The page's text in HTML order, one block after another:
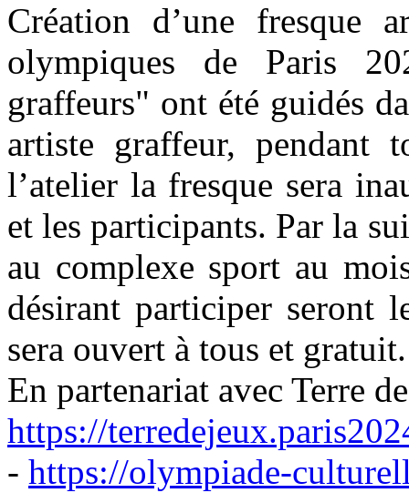
Création d’une fresque
olympiques de Paris
graffeurs" ont été guidés
artiste graffeur, pendant
l’atelier la fresque sera
et les participants. Par la
au complexe sport au
désirant participer seront
sera ouvert à tous et gratuit.
En partenariat avec Terre
https://
- https://olympiade-